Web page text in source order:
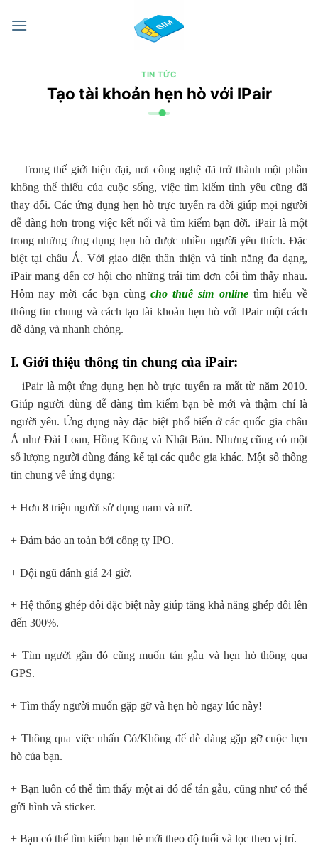
đến
TIN TỨC
Tạo tài khoản hẹn hò với IPair
Trong thế giới hiện đại, nơi công nghệ đã trở thành một phần
không thể thiếu của cuộc sống, việc tìm kiếm tình yêu cũng đã
thay đổi. Các ứng dụng hẹn hò trực tuyến ra đời giúp mọi người
dễ dàng hơn trong việc kết nối và tìm kiếm bạn đời. iPair là một
trong những ứng dụng hẹn hò được nhiều người yêu thích. Đặc
biệt tại châu Á. Với giao diện thân thiện và tính năng đa dạng,
iPair mang đến cơ hội cho những trái tim đơn côi tìm thấy nhau.
Hôm nay mời các bạn cùng cho thuê sim onlinetìm hiểu về
thông tin chung và cách tạo tài khoản hẹn hò với IPair một cách
dễ dàng và nhanh chóng.
I. Giới thiệu thông tin chung của iPair:
iPair là một ứng dụng hẹn hò trực tuyến ra mắt từ năm 2010.
Giúp người dùng dễ dàng tìm kiếm bạn bè mới và thậm chí là
người yêu. Ứng dụng này đặc biệt phổ biến ở các quốc gia châu
Á như Đài Loan, Hồng Kông và Nhật Bản. Nhưng cũng có một
số lượng người dùng đáng kể tại các quốc gia khác. Một số thông
tin chung về ứng dụng:
+ Hơn 8 triệu người sử dụng nam và nữ.
+ Đảm bảo an toàn bởi công ty IPO.
+ Đội ngũ đánh giá 24 giờ.
+ Hệ thống ghép đôi đặc biệt này giúp tăng khả năng ghép đôi lên
đến 300%.
+ Tìm người gần đó cũng muốn tán gẫu và hẹn hò thông qua
GPS.
+ Tìm thấy người muốn gặp gỡ và hẹn hò ngay lúc này!
+ Thông qua việc nhấn Có/Không để dễ dàng gặp gỡ cuộc hẹn
hò của bạn.
+ Bạn luôn có thể tìm thấy một ai đó để tán gẫu, cũng như có thể
gửi hình và sticker.
+ Bạn có thể tìm kiếm bạn bè mới theo độ tuổi và lọc theo vị trí.